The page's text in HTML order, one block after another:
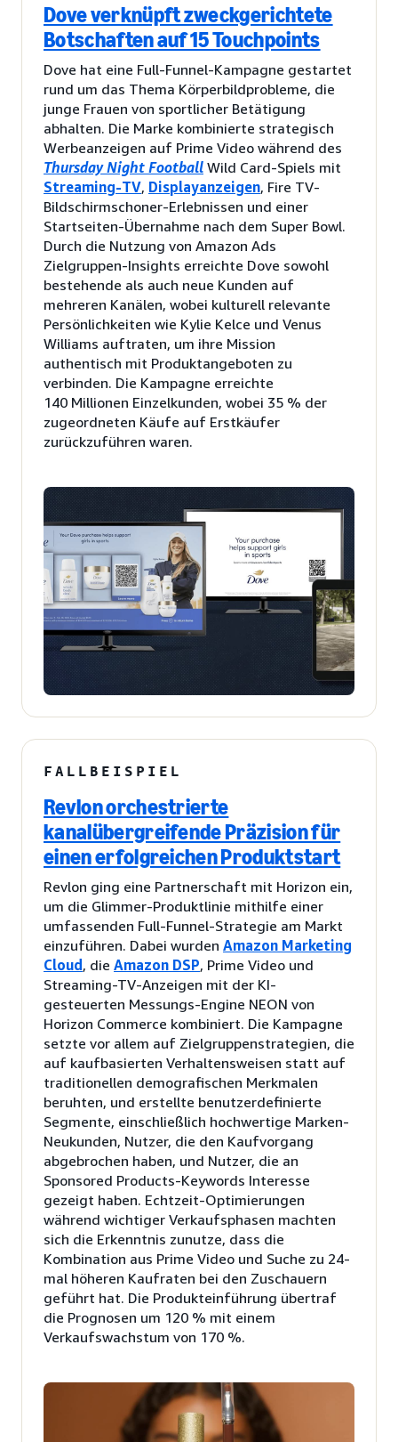
Dove verknüpft zweckgerichtete
Botschaften auf 15 Touchpoints
Dove hat eine Full-Funnel-Kampagne gestartet
rund um das Thema Körperbildprobleme, die
junge Frauen von sportlicher Betätigung
abhalten. Die Marke kombinierte strategisch
Werbeanzeigen auf Prime Video während des
Thursday Night Football Wild Card-Spiels mit
Streaming-TV, Displayanzeigen, Fire TV-
Bildschirmschoner-Erlebnissen und einer
Startseiten-Übernahme nach dem Super Bowl.
Durch die Nutzung von Amazon Ads
Zielgruppen-Insights erreichte Dove sowohl
bestehende als auch neue Kunden auf
mehreren Kanälen, wobei kulturell relevante
Persönlichkeiten wie Kylie Kelce und Venus
Williams auftraten, um ihre Mission
authentisch mit Produktangeboten zu
verbinden. Die Kampagne erreichte
140 Millionen Einzelkunden, wobei 35 % der
zugeordneten Käufe auf Erstkäufer
zurückzuführen waren.
FALLBEISPIEL
Revlon orchestrierte
kanalübergreifende Präzision für
einen erfolgreichen Produktstart
Revlon ging eine Partnerschaft mit Horizon ein,
um die Glimmer-Produktlinie mithilfe einer
umfassenden Full-Funnel-Strategie am Markt
einzuführen. Dabei wurden Amazon Marketing
Cloud, die Amazon DSP, Prime Video und
Streaming-TV-Anzeigen mit der KI-
gesteuerten Messungs-Engine NEON von
Horizon Commerce kombiniert. Die Kampagne
setzte vor allem auf Zielgruppenstrategien, die
auf kaufbasierten Verhaltensweisen statt auf
traditionellen demografischen Merkmalen
beruhten, und erstellte benutzerdefinierte
Segmente, einschließlich hochwertige Marken-
Neukunden, Nutzer, die den Kaufvorgang
abgebrochen haben, und Nutzer, die an
Sponsored Products-Keywords Interesse
gezeigt haben. Echtzeit-Optimierungen
während wichtiger Verkaufsphasen machten
sich die Erkenntnis zunutze, dass die
Kombination aus Prime Video und Suche zu 24-
mal höheren Kaufraten bei den Zuschauern
geführt hat. Die Produkteinführung übertraf
die Prognosen um 120 % mit einem
Verkaufswachstum von 170 %.